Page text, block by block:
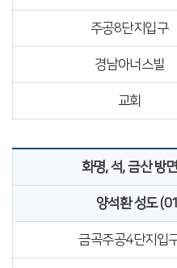
주공8단지입구
경남아너스빌
교회
화명, 석, 금산 방면
양석환 성도
금곡주공4단지입